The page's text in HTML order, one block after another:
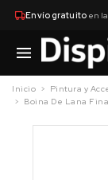
Envío gratuitoen la
Inicio Pintura y
Boina De Lana